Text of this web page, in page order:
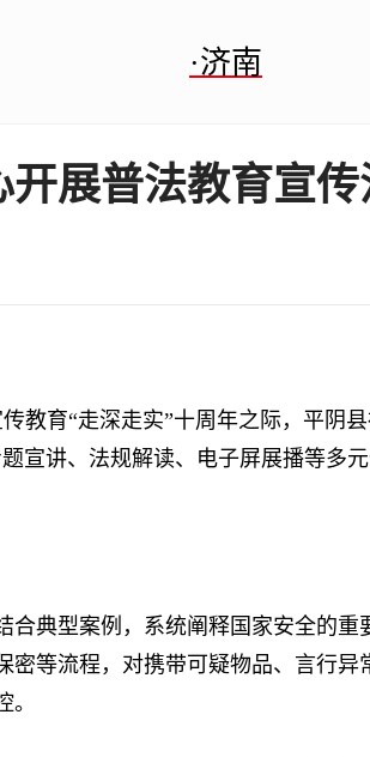
·济南
展普法教育宣传
育“走深走实”十周年之际，平阴
宣讲、法规解读、电子屏展播等多
型案例，系统阐释国家安全的重
等流程，对携带可疑物品、言行